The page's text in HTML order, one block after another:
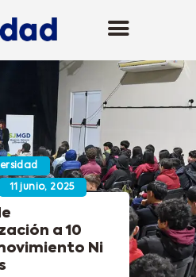
herramientas
11 junio, 2025
a 10
Ni